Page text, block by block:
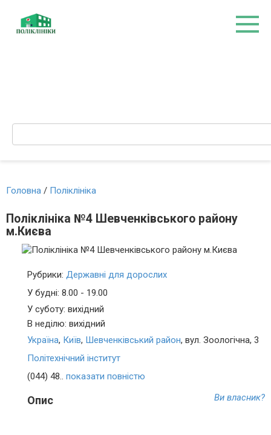
вмісту
Search:
Головна / Поліклініка
Поліклініка №4 Шевченківського району
м.Києва
Рубрики: Державні для дорослих
У будні: 8.00 - 19.00
У суботу: вихідний
В неділю: вихідний
Україна, Київ, Шевченківський район, вул. Зоологічна, 3
Політехнічний інститут
(044) 48.. показати повністю
Ви власник?
Опис